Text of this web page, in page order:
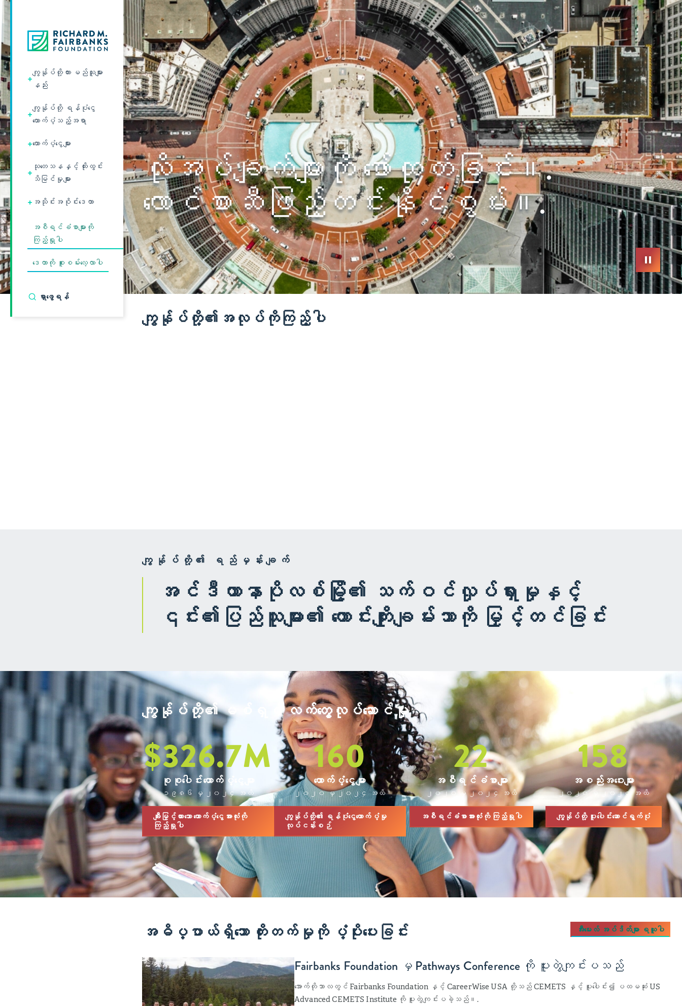
+ကျွန်ုပ်တို့ကား မည်သူများ
နည်း
+ကျွန်ုပ်တို့ ရန်ပုံငွေ
ထောက်ပံ့သည့်အရာ
+ထောက်ပံ့ငွေများ
+ သုတေသနနှင့် ထိုးထွင်း
သိမြင်မှုများ
+ အသိုင်းအဝိုင်းဒေတာ
အစီရင်ခံစာများကို
ကြည့်ရှုပါ
ဒေတာကို စူးစမ်းလေ့လာပါ
လိုအပ်ချက်များကို ဖော်ထုတ်ခြင်း။.
လောင်စာဆီဖြည့်တင်းနိုင်စွမ်း။.
ကျွန်ုပ်တို့၏အလုပ်ကိုကြည့်ပါ
ကျွန်ုပ်တို့၏ ရည်မှန်းချက်
အင်ဒီယာနာပိုလစ်မြို့၏ သက်ဝင်လှုပ်ရှားမှုနှင့်
၎င်း၏ပြည်သူများ၏ ကောင်းကျိုးချမ်းသာကို မြှင့်တင်ခြင်း
ကျွန်ုပ်တို့၏ မစ်ရှင် လက်တွေ့လုပ်ဆောင်မှု
$326.7M
စုစုပေါင်းထောက်ပံ့ငွေများ
၁၉၈၆ မှ ၂၀၂၄ အထိ
ချီးမြှင့်ထားသော ထောက်ပံ့ငွေအားလုံးကို
ကြည့်ရှုပါ
160
ထောက်ပံ့ငွေများ
၂၀၂၀ မှ ၂၀၂၄ အထိ
ကျွန်ုပ်တို့၏ ရန်ပုံငွေထောက်ပံ့မှု
လုပ်ငန်းစဉ်
22
အစီရင်ခံစာများ
၂၀၂၀ မှ ၂၀၂၄ အထိ
အစီရင်ခံစာအားလုံးကို ကြည့်ရှုပါ
158
အစည်းအဝေးများ
၂၀၂၀ မှ ၂၀၂၄ အထိ
ကျွန်ုပ်တို့ ပူးပေါင်းဆောင်ရွက်ပုံ
အဓိပ္ပာယ်ရှိသော တိုးတက်မှုကို ပံ့ပိုးပေးခြင်း အီးမေးလ် အပ်ဒိတ်များ ရယူပါ
Fairbanks Foundation မှ Pathways Conference ကို ပူးတွဲကျင်းပသည်
အောက်တိုဘာလတွင် Fairbanks Foundation နှင့် CareerWise USA တို့သည် CEMETS နှင့် ပူးပေါင်း၍ ပထမဆုံး US
Advanced CEMETS Institute ကို ပူးတွဲကျင်းပခဲ့သည်။.